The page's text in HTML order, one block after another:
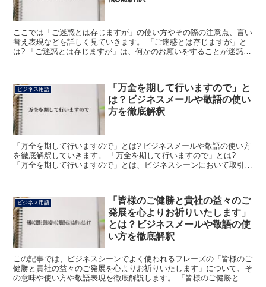
ここでは「ご迷惑とは存じますが」の使い方やその際の注意点、言い
替え表現などを詳しく見ていきます。 「ご迷惑とは存じますが」と
は? 「ご迷惑とは存じますが」は、何かのお願いをすることが迷惑に
ビジネス用語
「万全を期して行いますので」と
は？ビジネスメールや敬語の使い
方を徹底解釈
「万全を期して行いますので」とは? ビジネスメールや敬語の使い方
を徹底解釈していきます。 「万全を期して行いますので」とは?
「万全を期して行いますので」とは、ビジネスシーンにおいて取引先
ビジネス用語
「皆様のご健勝と貴社の益々のご
発展を心よりお祈りいたします」
とは？ビジネスメールや敬語の使
い方を徹底解釈
この記事では、ビジネスシーンでよく使われるフレーズの「皆様のご
健勝と貴社の益々のご発展を心よりお祈りいたします」について、そ
の意味や使い方や敬語表現を徹底解説します。 「皆様のご健勝と貴